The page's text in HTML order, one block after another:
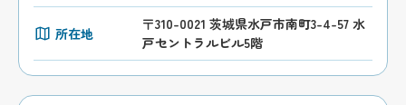
所在地
〒310-0021 茨城県水戸市南町3-4-57 水
戸セントラルビル5階